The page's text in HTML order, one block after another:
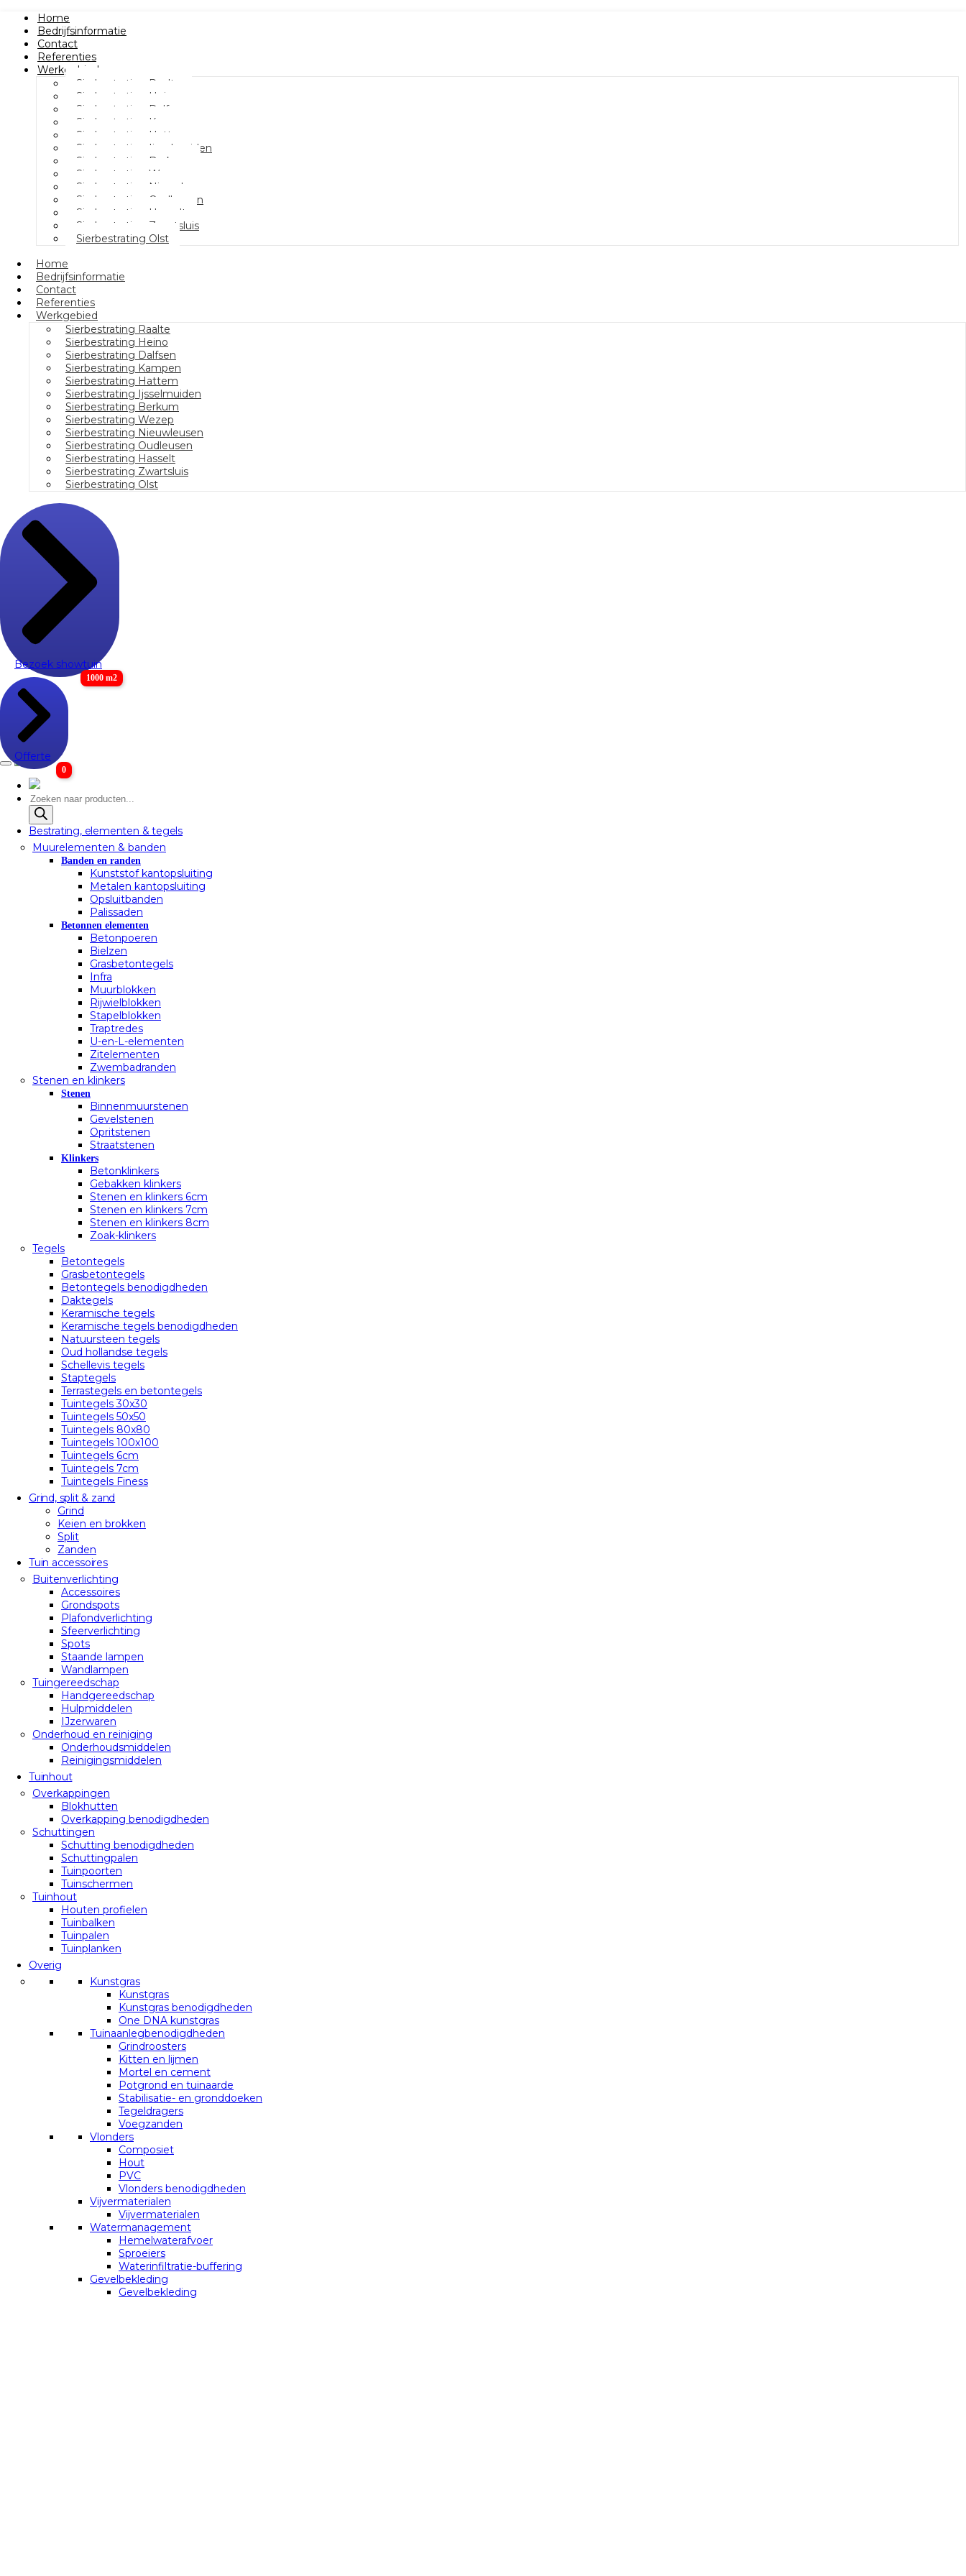
Home
Bedrijfsinformatie
Contact
Referenties
Werkgebied
Sierbestrating Raalte
Sierbestrating Heino
Sierbestrating Dalfsen
Sierbestrating Kampen
Sierbestrating Hattem
Sierbestrating Ijsselmuiden
Sierbestrating Berkum
Sierbestrating Wezep
Sierbestrating Nieuwleusen
Sierbestrating Oudleusen
Sierbestrating Hasselt
Sierbestrating Zwartsluis
Sierbestrating Olst
Home
Bedrijfsinformatie
Contact
Referenties
Werkgebied
Sierbestrating Raalte
Sierbestrating Heino
Sierbestrating Dalfsen
Sierbestrating Kampen
Sierbestrating Hattem
Sierbestrating Ijsselmuiden
Sierbestrating Berkum
Sierbestrating Wezep
Sierbestrating Nieuwleusen
Sierbestrating Oudleusen
Sierbestrating Hasselt
Sierbestrating Zwartsluis
Sierbestrating Olst
Bezoek showtuin
1000 m2
Offerte
0
Producten
zoeken
Bestrating, elementen & tegels
Muurelementen & banden
Banden en randen
Kunststof kantopsluiting
Metalen kantopsluiting
Opsluitbanden
Palissaden
Betonnen elementen
Betonpoeren
Bielzen
Grasbetontegels
Infra
Muurblokken
Rijwielblokken
Stapelblokken
Traptredes
U-en-L-elementen
Zitelementen
Zwembadranden
Stenen en klinkers
Stenen
Binnenmuurstenen
Gevelstenen
Opritstenen
Straatstenen
Klinkers
Betonklinkers
Gebakken klinkers
Stenen en klinkers 6cm
Stenen en klinkers 7cm
Stenen en klinkers 8cm
Zoak-klinkers
Tegels
Betontegels
Grasbetontegels
Betontegels benodigdheden
Daktegels
Keramische tegels
Keramische tegels benodigdheden
Natuursteen tegels
Oud hollandse tegels
Schellevis tegels
Staptegels
Terrastegels en betontegels
Tuintegels 30x30
Tuintegels 50x50
Tuintegels 80x80
Tuintegels 100x100
Tuintegels 6cm
Tuintegels 7cm
Tuintegels Finess
Grind, split & zand
Grind
Keien en brokken
Split
Zanden
Tuin accessoires
Buitenverlichting
Accessoires
Grondspots
Plafondverlichting
Sfeerverlichting
Spots
Staande lampen
Wandlampen
Tuingereedschap
Handgereedschap
Hulpmiddelen
IJzerwaren
Onderhoud en reiniging
Onderhoudsmiddelen
Reinigingsmiddelen
Tuinhout
Overkappingen
Blokhutten
Overkapping benodigdheden
Schuttingen
Schutting benodigdheden
Schuttingpalen
Tuinpoorten
Tuinschermen
Tuinhout
Houten profielen
Tuinbalken
Tuinpalen
Tuinplanken
Overig
Kunstgras
Kunstgras
Kunstgras benodigdheden
One DNA kunstgras
Tuinaanlegbenodigdheden
Grindroosters
Kitten en lijmen
Mortel en cement
Potgrond en tuinaarde
Stabilisatie- en gronddoeken
Tegeldragers
Voegzanden
Vlonders
Composiet
Hout
PVC
Vlonders benodigdheden
Vijvermaterialen
Vijvermaterialen
Watermanagement
Hemelwaterafvoer
Sproeiers
Waterinfiltratie-buffering
Gevelbekleding
Gevelbekleding